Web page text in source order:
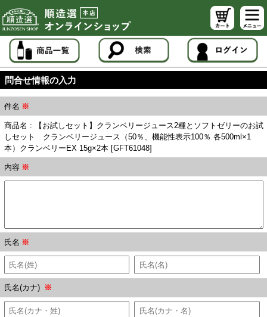
問合せ情報の入力
件名 ※
商品名 : 【お試しセット】クランベリージュース2種とソフトゼリーのお試
しセット クランベリージュース（50％、機能性表示100％ 各500ml×1
本）クランベリーEX 15g×2本 [GFT61048]
内容 ※
氏名 ※
氏名(カナ) ※